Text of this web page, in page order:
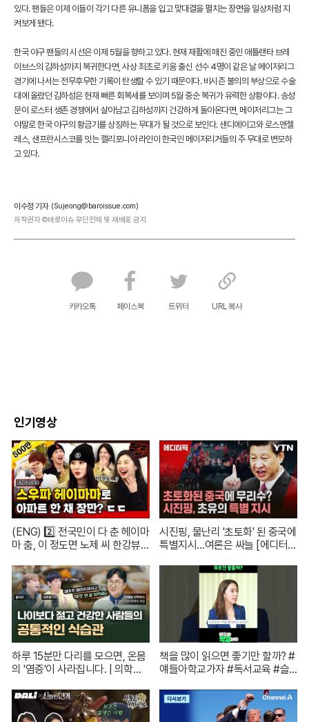
있다. 팬들은 이제 이들이 각기 다른 유니폼을 입고 맞대결을 펼치는 장면을 일상처럼 지
켜보게 됐다.
한국 야구 팬들의 시선은 이제 5월을 향하고 있다. 현재 재활에 매진 중인 애틀랜타 브레
이브스의 김하성까지 복귀한다면, 사상 최초로 키움 출신 선수 4명이 같은 날 메이저리그
경기에 나서는 전무후무한 기록이 탄생할 수 있기 때문이다. 비시즌 불의의 부상으로 수술
대에 올랐던 김하성은 현재 빠른 회복세를 보이며 5월 중순 복귀가 유력한 상황이다. 송성
문이 로스터 생존 경쟁에서 살아남고 김하성까지 건강하게 돌아온다면, 메이저리그는 그
야말로 한국 야구의 황금기를 상징하는 무대가 될 것으로 보인다. 샌디에이고와 로스앤젤
레스, 샌프란시스코를 잇는 캘리포니아 라인이 한국인 메이저리거들의 주 무대로 변모하
고 있다.
이수정 기자 (Sujeong@baroissue.com)
저작권자 ©바로이슈 무단전재 및 재배포 금지
카카오톡 페이스북 트위터 URL 복사
인기영상
(ENG) 2️⃣ 전국민이 다 춘 헤이마
마 춤, 이 정도면 노제 씨 한강뷰
(순수한 궁금증) / [문명특급 EP.2
22-2]
시진핑, 물난리 '초토화' 된 중국에
특별지시…여론은 싸늘 [에디터
하루 15분만 다리를 모으면, 온몸
의 '염증'이 사라집니다. | 의학박
자 [백년의 아침 1화 FULL]
책을 많이 읽으면 좋기만 할까? #
얘들아학교가자 #독서교육 #슬